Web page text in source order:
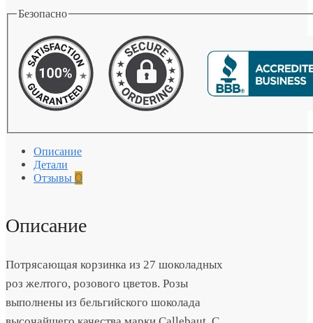
Безопасно
Описание
Детали
Отзывы 0
Описание
Потрясающая корзинка из 27 шоколадных
роз желтого, розового цветов. Розы
выполнены из бельгийского шоколада